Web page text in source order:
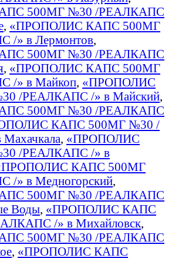
500МГ №30 /РЕАЛКАПС
, «ПРОПОЛИС КАПС 500МГ
» в Лермонтов,
500МГ №30 /РЕАЛКАПС
, «ПРОПОЛИС КАПС 500МГ
/» в Майкоп, «ПРОПОЛИС
/РЕАЛКАПС /» в Майский,
500МГ №30 /РЕАЛКАПС
КАПС 500МГ №30 /
, «ПРОПОЛИС
/РЕАЛКАПС /» в
КАПС 500МГ
» в Медногорский,
500МГ №30 /РЕАЛКАПС
Воды, «ПРОПОЛИС КАПС
/» в Михайловск,
500МГ №30 /РЕАЛКАПС
, «ПРОПОЛИС КАПС